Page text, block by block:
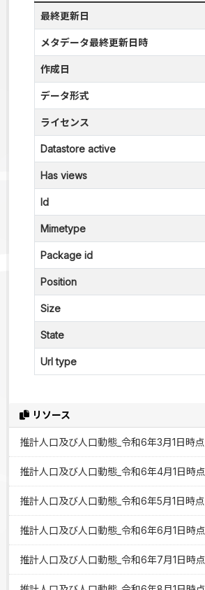
リソース
推計人口及び人口動態_令和6年3月1日時点
推計人口及び人口動態_令和6年4月1日時点
推計人口及び人口動態_令和6年5月1日時点
推計人口及び人口動態_令和6年6月1日時点
推計人口及び人口動態_令和6年7月1日時点
最終更新日
メタデータ最終更新日時
作成日
データ形式
ライセンス
Datastore active
Has views
Id
Mimetype
Package id
Position
Size
State
Url type